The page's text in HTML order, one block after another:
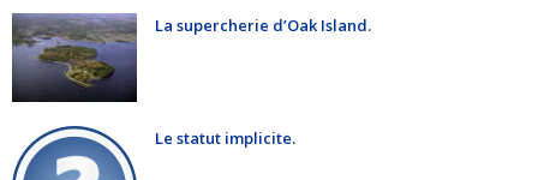
La supercherie d’Oak Island.
Le statut implicite.